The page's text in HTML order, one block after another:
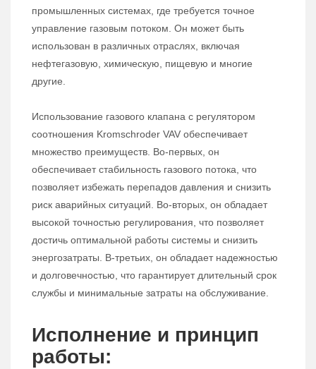
промышленных системах, где требуется точное
управление газовым потоком. Он может быть
использован в различных отраслях, включая
нефтегазовую, химическую, пищевую и многие
другие.
Использование газового клапана с регулятором
соотношения Kromschroder VAV обеспечивает
множество преимуществ. Во-первых, он
обеспечивает стабильность газового потока, что
позволяет избежать перепадов давления и снизить
риск аварийных ситуаций. Во-вторых, он обладает
высокой точностью регулирования, что позволяет
достичь оптимальной работы системы и снизить
энергозатраты. В-третьих, он обладает надежностью
и долговечностью, что гарантирует длительный срок
службы и минимальные затраты на обслуживание.
Исполнение и принцип
работы: